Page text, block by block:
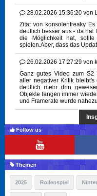
28.02.2026 15:36:20 von
Zitat von konsolenfreaky
deutlich besser aus - da hat
die Möglichkeit hat,
spielen.Aber, dass das
26.02.2026 17:27:29 von
Ganz gutes Video zum S2
aller negativer Kritik
deutlich mehr drin
Objekte fangen immer
und Framerate wurde
Follow us
Themen
2025 Rollenspiel